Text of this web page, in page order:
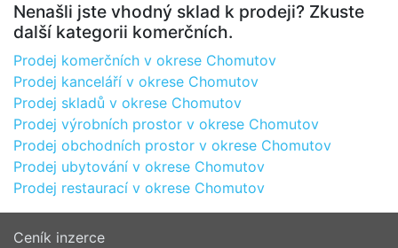
Nenašli jste vhodný sklad k prodeji? Zkuste
další kategorii komerčních.
Prodej komerčních v okrese Chomutov
Prodej kanceláří v okrese Chomutov
Prodej skladů v okrese Chomutov
Prodej výrobních prostor v okrese Chomutov
Prodej obchodních prostor v okrese Chomutov
Prodej ubytování v okrese Chomutov
Prodej restaurací v okrese Chomutov
Ceník inzerce